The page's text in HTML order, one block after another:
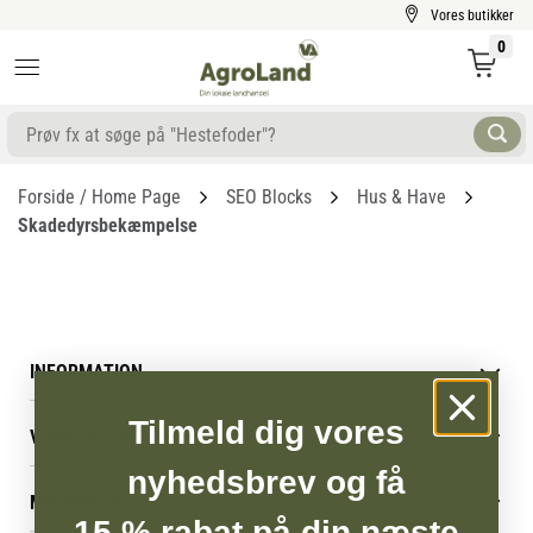
Vores butikker
0
Forside / Home Page SEO Blocks
Hus & Have
Skadedyrsbekæmpelse
INFORMATION
Betingelser & vilkår
Reklamations- & fortrydelsesret
Levering & afhentning
Følg din bestilling
VORES BUTIK
Vores butikker
Job
MIN KONTO
Tilmeld dig vores
nyhedsbrev og få